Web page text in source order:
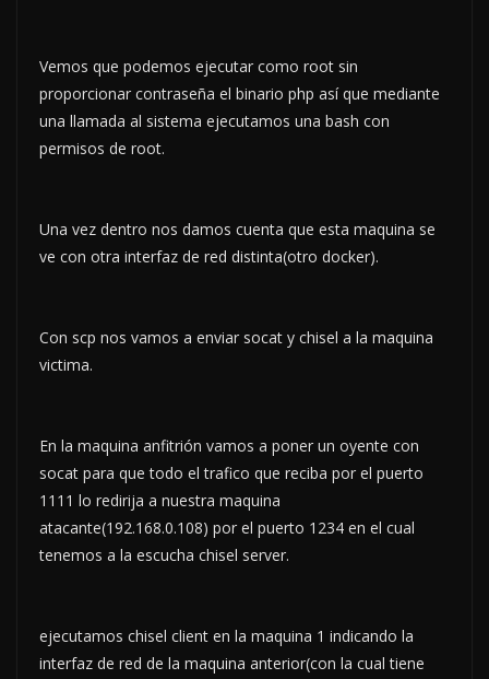
Vemos que podemos ejecutar como root sin
proporcionar contraseña el binario php así que mediante
una llamada al sistema ejecutamos una bash con
permisos de root.
Una vez dentro nos damos cuenta que esta maquina se
ve con otra interfaz de red distinta(otro docker).
Con scp nos vamos a enviar socat y chisel a la maquina
victima.
En la maquina anfitrión vamos a poner un oyente con
socat para que todo el trafico que reciba por el puerto
1111 lo redirija a nuestra maquina
atacante(192.168.0.108) por el puerto 1234 en el cual
tenemos a la escucha chisel server.
ejecutamos chisel client en la maquina 1 indicando la
interfaz de red de la maquina anterior(con la cual tiene